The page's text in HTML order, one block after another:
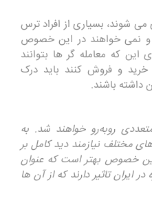
شوند، بسیاری از افراد ترس
و نمی خواهند در این خصوص
این‌‌ که معامله ‌گر ها بتوانند
خرید و فروش کنند باید درک
داشته باشند.
روبه‌رو خواهند شد. به
مختلف نیازمند دید کامل بر
خصوص بهتر است که عنوان
ایران تاثیر دارند که از آن ها